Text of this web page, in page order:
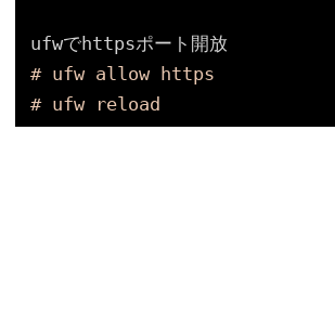
ufwでhttpsポート開放
# ufw allow https
# ufw reload